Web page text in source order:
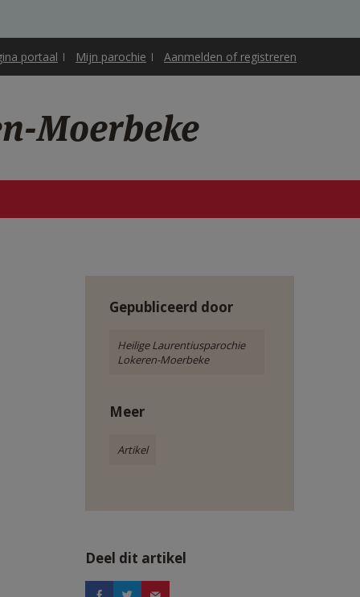
portaal Mijn parochie Aanmelden of registreren
Moerbeke
Gepubliceerd door
Heilige Laurentiusparochie
Lokeren-Moerbeke
Meer
Artikel
Deel dit artikel